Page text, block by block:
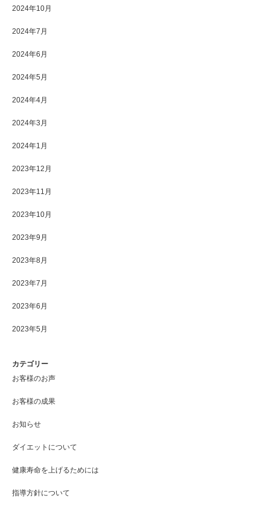
2024年10月
2024年7月
2024年6月
2024年5月
2024年4月
2024年3月
2024年1月
2023年12月
2023年11月
2023年10月
2023年9月
2023年8月
2023年7月
2023年6月
2023年5月
カテゴリー
お客様のお声
お客様の成果
お知らせ
ダイエットについて
健康寿命を上げるためには
指導方針について